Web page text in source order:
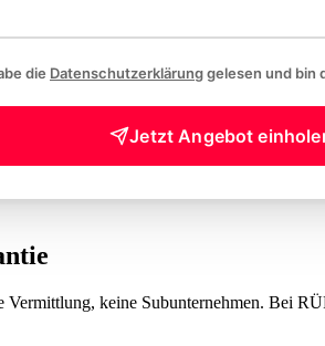
die Datenschutzerklärunggelesen und bin
Jetzt Angebot
keine Subunternehmen. Bei